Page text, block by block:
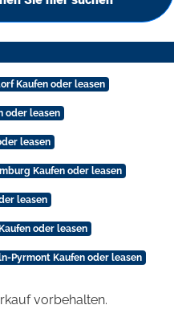
Kaufen oder leasen
oder leasen
leasen
Kaufen oder leasen
leasen
oder leasen
Pyrmont Kaufen oder leasen
vorbehalten.